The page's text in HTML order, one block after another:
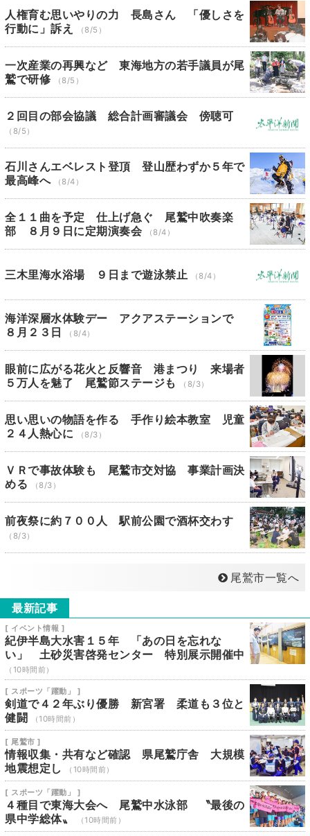
人権育む思いやりの力 長島さん 「優しさを
行動に」訴え
（8/5）
一次産業の再興など 東海地方の若手議員が尾
鷲で研修
（8/5）
２回目の部会協議 総合計画審議会 傍聴可
（8/5）
石川さんエベレスト登頂 登山歴わずか５年で
最高峰へ
（8/4）
全１１曲を予定 仕上げ急ぐ 尾鷲中吹奏楽
部 ８月９日に定期演奏会
（8/4）
三木里海水浴場 ９日まで遊泳禁止 （8/4）
海洋深層水体験デー アクアステーションで
８月２３日
（8/4）
眼前に広がる花火と反響音 港まつり 来場者
５万人を魅了 尾鷲節ステージも
（8/3）
思い思いの物語を作る 手作り絵本教室 児童
２４人熱心に
（8/3）
ＶＲで事故体験も 尾鷲市交対協 事業計画決
める
（8/3）
前夜祭に約７００人 駅前公園で酒杯交わす
（8/3）
尾鷲市一覧へ
最新記事
[ イベント情報 ]
紀伊半島大水害１５年 「あの日を忘れな
い」 土砂災害啓発センター 特別展示開催中
（10時間前）
[ スポーツ「躍動」 ]
剣道で４２年ぶり優勝 新宮署 柔道も３位と
健闘
（10時間前）
[ 尾鷲市 ]
情報収集・共有など確認 県尾鷲庁舎 大規模
地震想定し
（10時間前）
[ スポーツ「躍動」 ]
４種目で東海大会へ 尾鷲中水泳部 〝最後の
県中学総体〟
（10時間前）